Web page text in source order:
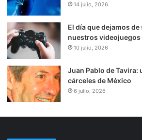
14 julio, 2026
El día que dejamos
nuestros videojuegos
10 julio, 2026
Juan Pablo de Tavira:
cárceles de México
6 julio, 2026